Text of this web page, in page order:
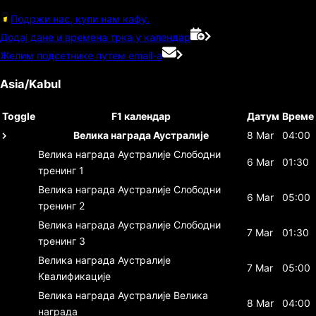
Подржи нас, купи нам кафу.
Додај дане и времена трка у календар
Желим подсетнике путем email-а
Asia/Kabul
Toggle F1 календар Датум Време
Велика награда Аустралије
8 Mar
04:00
Велика награда Аустралије Слободни
тренинг 1
6 Mar 01:30
Велика награда Аустралије Слободни
тренинг 2
6 Mar 05:00
Велика награда Аустралије Слободни
тренинг 3
7 Mar 01:30
Велика награда Аустралије
Квалификације
7 Mar 05:00
Велика награда Аустралије Велика
награда
8 Mar 04:00